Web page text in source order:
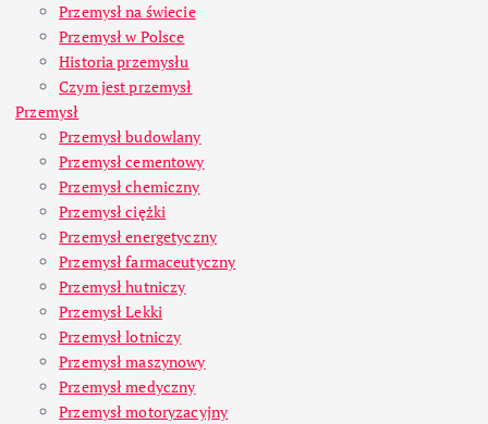
Przemysł na świecie
Przemysł w Polsce
Historia przemysłu
Czym jest przemysł
Przemysł
Przemysł budowlany
Przemysł cementowy
Przemysł chemiczny
Przemysł ciężki
Przemysł energetyczny
Przemysł farmaceutyczny
Przemysł hutniczy
Przemysł Lekki
Przemysł lotniczy
Przemysł maszynowy
Przemysł medyczny
Przemysł motoryzacyjny